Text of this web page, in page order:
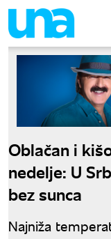
Oblačan i
nedelje: U
bez sunca
Najniža